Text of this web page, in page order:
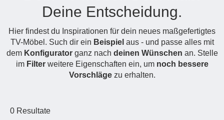
Massivholzschrank
Hängeschrank
Hängeboard
TV-Möbel
aus
Massivholz
Badezimmerschrank
Spiegelschrank
Doppelbett
Polstermöbel
Sofa
Ecksofa
Sessel
Outdoor-
Outdoorküche
Produktlinie
Selection
Deine Entscheidung.
Hier findest du Inspirationen für dein neues maßgefertigtes
TV-Möbel. Such dir ein Beispiel aus - und passe alles mit
dem Konfiguratorganz nach deinen Wünschen an. Stelle
im Filterweitere Eigenschaften ein, um noch bessere
Vorschlägezu erhalten.
0 Resultate
Fronten renovieren
Für Dachschrägen
Hängeboards
Massivholz-Schränke & -Regale
White Living